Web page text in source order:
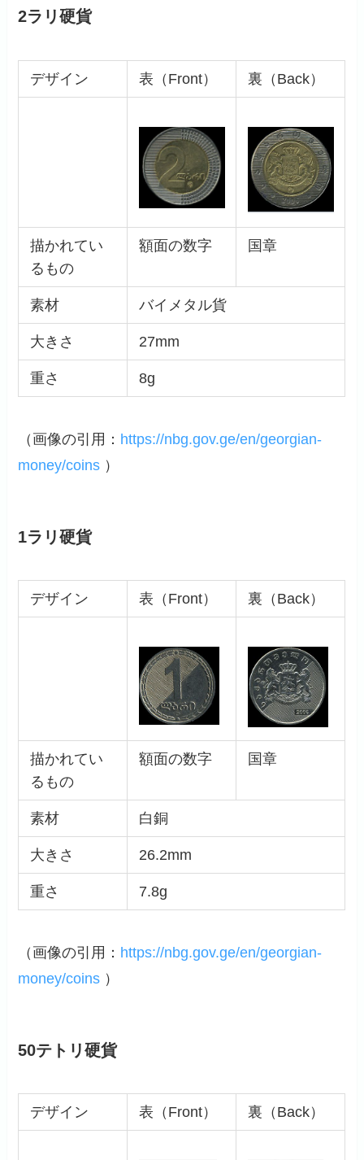
2ラリ硬貨
デザイン 表（Front） 裏（Back）
描かれてい
るもの
額面の数字 国章
素材 バイメタル貨
大きさ 27mm
重さ 8g
（画像の引用： https://nbg.gov.ge/en/georgian-
money/coins ）
1ラリ硬貨
デザイン 表（Front） 裏（Back）
描かれてい
るもの
額面の数字 国章
素材 白銅
大きさ 26.2mm
重さ 7.8g
（画像の引用： https://nbg.gov.ge/en/georgian-
money/coins ）
50テトリ硬貨
デザイン 表（Front） 裏（Back）